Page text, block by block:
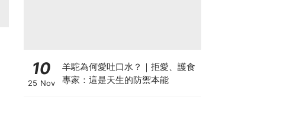
10
25 Nov
羊駝為何愛吐口水？｜拒愛、護食
專家：這是天生的防禦本能